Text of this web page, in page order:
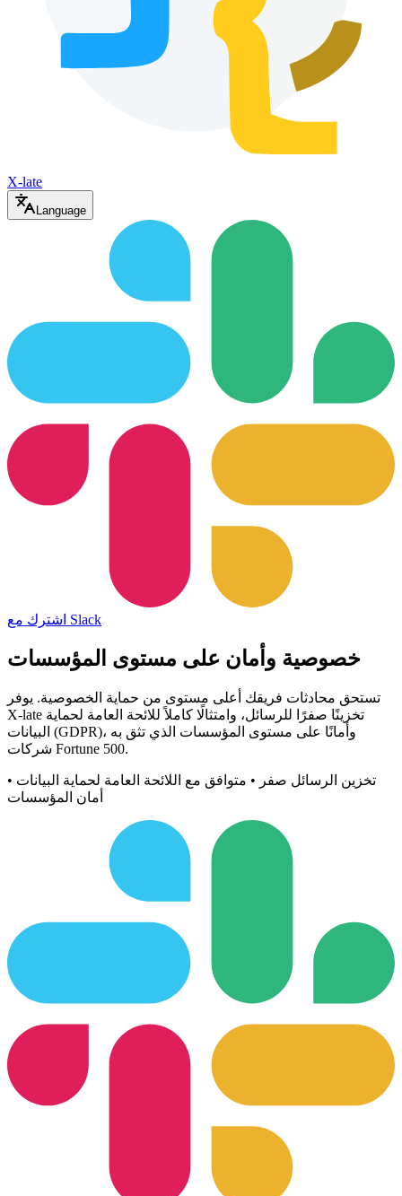
X-late
Language
اشترك مع Slack
خصوصية وأمان على مستوى المؤسسات
تستحق محادثات فريقك أعلى مستوى من حماية الخصوصية. يوفر
X-late تخزينًا صفرًا للرسائل، وامتثالًا كاملاً للائحة العامة لحماية
البيانات (GDPR)، وأمانًا على مستوى المؤسسات الذي تثق به
شركات Fortune 500.
تخزين الرسائل صفر • متوافق مع اللائحة العامة لحماية البيانات •
أمان المؤسسات